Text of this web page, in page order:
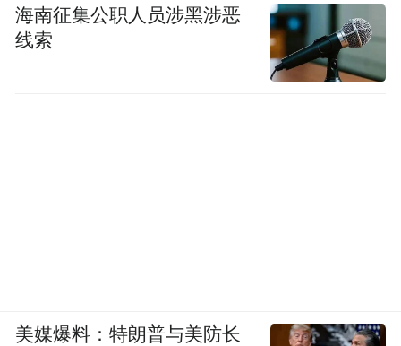
海南征集公职人员涉黑涉恶
线索
美媒爆料：特朗普与美防长